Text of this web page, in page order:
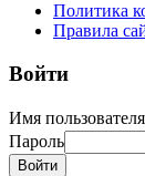
Политика
Правила
Войти
Имя
Пароль
Войти